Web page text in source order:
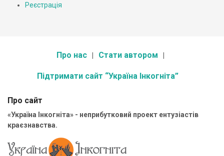
Реєстрація
Про нас Стати автором
Підтримати сайт “Україна Інкогніта”
Про сайт
«Україна Інкогніта» - неприбутковий проект ентузіастів
краєзнавства.